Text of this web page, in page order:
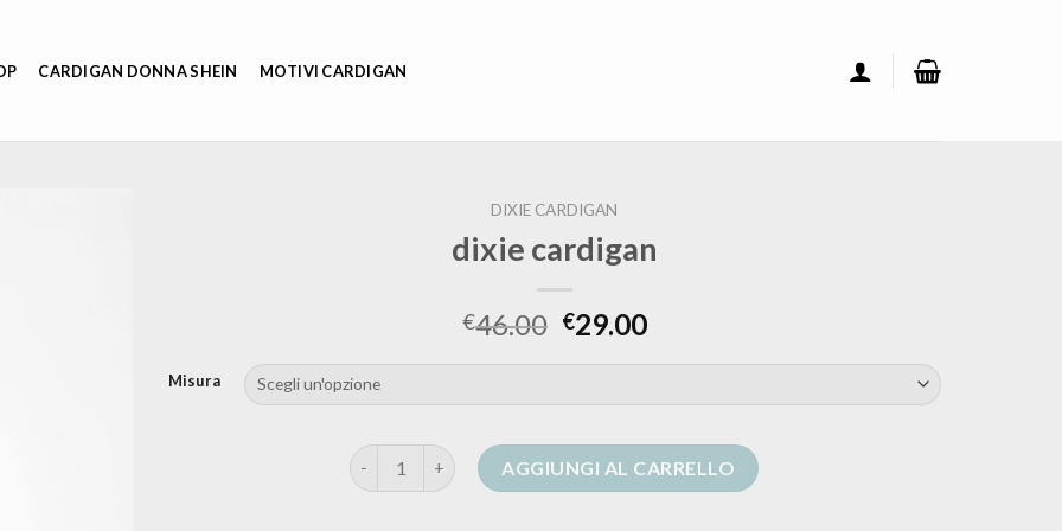
CARDIGAN DONNA SHEIN MOTIVI CARDIGAN
DIXIE CARDIGAN
dixie cardigan
€46.00 €29.00
Misura
dixie cardigan quantitàAGGIUNGI AL CARRELLO